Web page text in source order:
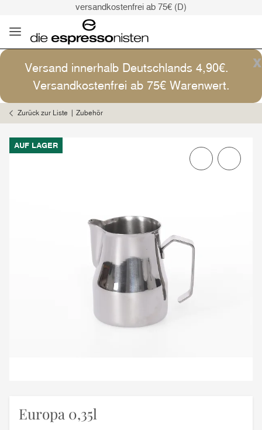
versandkostenfrei ab 75€ (D)
Versand: 4,90€ (D)
versandkostenfrei ab 75€ (D)
Kaffee ist Kunst
x
Versand innerhalb Deutschlands 4,90€.
Versandkostenfrei ab 75€ Warenwert.
Zurück zur Liste Zubehör
AUF LAGER
Europa 0,35l